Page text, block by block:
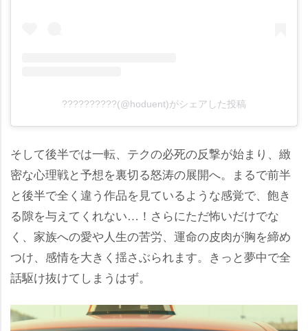
??????????(@hoduent)がシェアした投稿
そして後半では一転、テクの必死の反撃が始まり、緻
密な心理戦と予想を裏切る怒涛の展開へ。まるで前半
と後半で全く違う作品を見ているような感覚で、飽き
る隙を与えてくれない…！さらにただ怖いだけでな
く、家族への愛や人生の苦労、運命の皮肉が胸を締め
つけ、感情を大きく揺さぶられます。きっと夢中で全
話駆け抜けてしまうはず。